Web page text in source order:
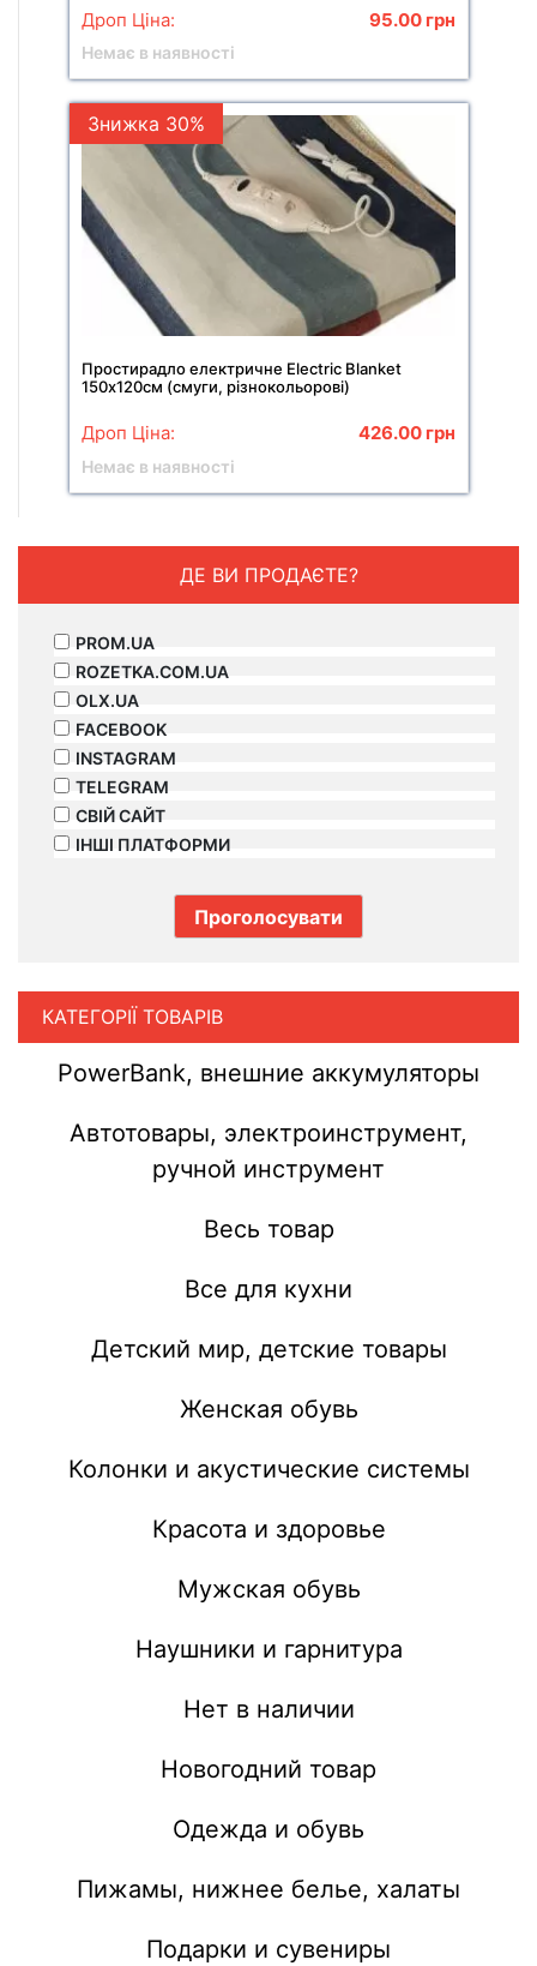
Дроп Ціна: 95.00 грн
Немає в наявності
Знижка 30%
Простирадло електричне Electric Blanket
150х120см (смуги, різнокольорові)
Дроп Ціна: 426.00 грн
Немає в наявності
ДЕ ВИ ПРОДАЄТЕ?
PROM.UA
ROZETKA.COM.UA
OLX.UA
FACEBOOK
INSTAGRAM
TELEGRAM
СВІЙ САЙТ
ІНШІ ПЛАТФОРМИ
КАТЕГОРІЇ ТОВАРІВ
PowerBank, внешние аккумуляторы
Автотовары, электроинструмент,
ручной инструмент
Весь товар
Все для кухни
Детский мир, детские товары
Женская обувь
Колонки и акустические системы
Красота и здоровье
Мужская обувь
Наушники и гарнитура
Нет в наличии
Новогодний товар
Одежда и обувь
Пижамы, нижнее белье, халаты
Подарки и сувениры